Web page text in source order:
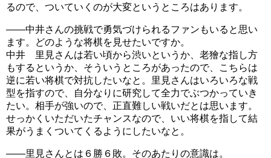
るので、ついていくのが大変というところはあります。
――中井さんの挑戦で勇気づけられるファンもいると思い
ます。どのような将棋を見せたいですか。
中井 里見さんは若い頃から渋いというか、老獪な指し方
もするというか、そういうところがあったので、こちらは
逆に若い将棋で対抗したいなと。里見さんはいろいろな戦
型を指すので、自分なりに研究して全力でぶつかっていき
たい。相手が強いので、正直難しい戦いだとは思います。
せっかくいただいたチャンスなので、いい将棋を指して結
果がうまくついてくるようにしたいなと。
――里見さんとは６勝６敗。そのあたりの意識は。